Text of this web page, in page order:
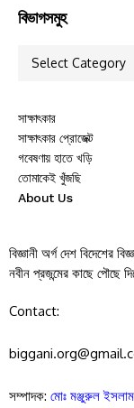
বিভাগসমুহ
সাক্ষাৎকার
সাক্ষাৎকার প্রোজেক্ট
গবেষণায় হাতে খড়ি
তোমাকেই খুঁজছি
About Us
বিজ্ঞানী অর্গ দেশ বিদেশের
নবীন প্রজন্মের কাছে পৌছে
Contact:
সম্পাদক: মোঃ মঞ্জুরুল ইসলাম